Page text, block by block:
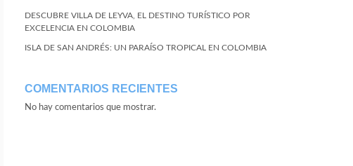
DESCUBRE VILLA DE LEYVA, EL DESTINO TURÍSTICO POR
EXCELENCIA EN COLOMBIA
ISLA DE SAN ANDRÉS: UN PARAÍSO TROPICAL EN COLOMBIA
COMENTARIOS RECIENTES
No hay comentarios que mostrar.